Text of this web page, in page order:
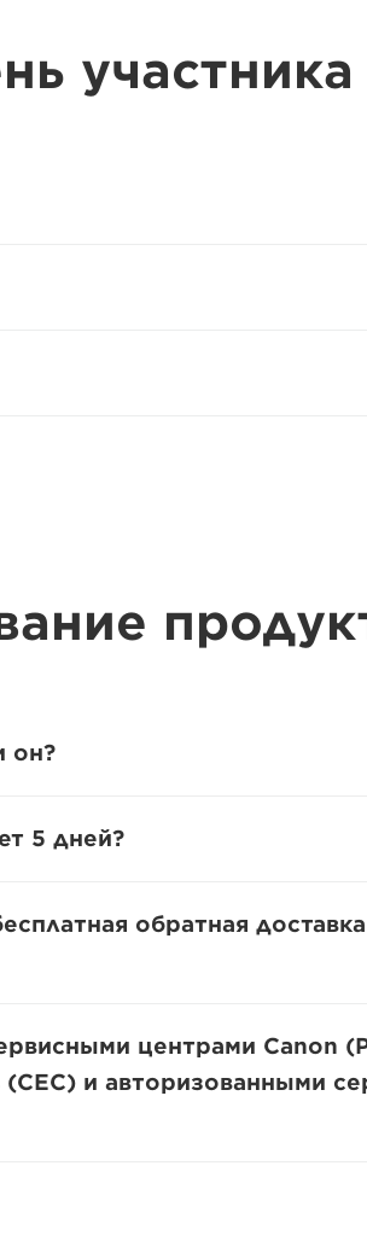
участника
он?
5 дней?
обратная
центрами Canon
и авторизованными